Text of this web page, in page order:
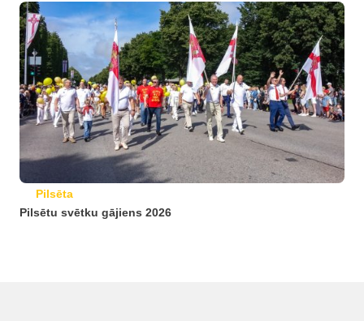
Pilsēta
Pilsētu svētku gājiens 2026